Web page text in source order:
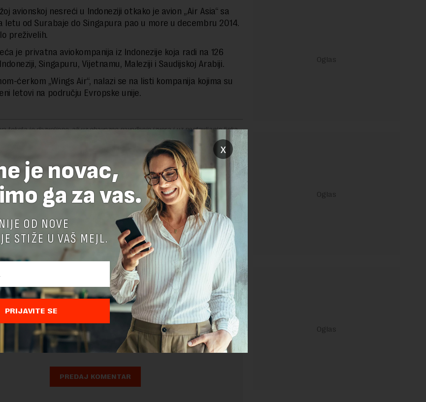
avionskoj nesreći u Indoneziji otkako je avion „Air Asia“ sa
letu od Surabaje do Singapura pao u more u decembru 2014.
preživelih.
je privatna aviokompanija iz Indonezije koja radi na 126
Singapuru, Vijetnamu, Maleziji i Saudijskoj Arabiji.
ćerkom „Wings Air“, nalazi se na listi kompanija kojima su
letovi na području Evropske unije.
teksta je dozvoljeno, ali uz obavezno navođenje izvora i uz postavljanje linka
molimo vas da se upoznate sapravilima komentarisanja i pravilima
pomocu reCaptcha i Google. Google Politika Privatnosti
Google Uslovi
x
je novac,
ga za vas.
OD NOVE
STIŽE U VAŠ MEJL.
PRIJAVITE SE